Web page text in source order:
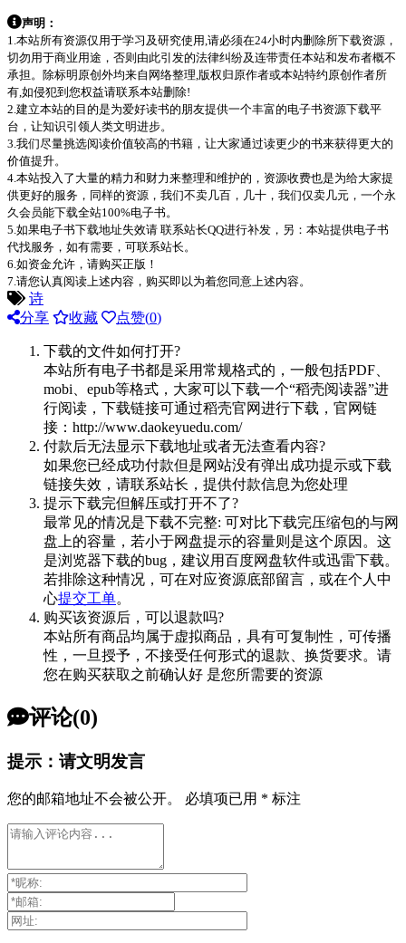
声明：
1.本站所有资源仅用于学习及研究使用,请必须在24小时内删除所下载资源，
切勿用于商业用途，否则由此引发的法律纠纷及连带责任本站和发布者概不
承担。除标明原创外均来自网络整理,版权归原作者或本站特约原创作者所
有,如侵犯到您权益请联系本站删除!
2.建立本站的目的是为爱好读书的朋友提供一个丰富的电子书资源下载平
台，让知识引领人类文明进步。
3.我们尽量挑选阅读价值较高的书籍，让大家通过读更少的书来获得更大的
价值提升。
4.本站投入了大量的精力和财力来整理和维护的，资源收费也是为给大家提
供更好的服务，同样的资源，我们不卖几百，几十，我们仅卖几元，一个永
久会员能下载全站100%电子书。
5.如果电子书下载地址失效请 联系站长QQ进行补发，另：本站提供电子书
代找服务，如有需要，可联系站长。
6.如资金允许，请购买正版！
7.请您认真阅读上述内容，购买即以为着您同意上述内容。
诗
分享
收藏 点赞(0)
下载的文件如何打开?
本站所有电子书都是采用常规格式的，一般包括PDF、
mobi、epub等格式，大家可以下载一个“稻壳阅读器”进
行阅读，下载链接可通过稻壳官网进行下载，官网链
接：http://www.daokeyuedu.com/
付款后无法显示下载地址或者无法查看内容?
如果您已经成功付款但是网站没有弹出成功提示或下载
链接失效，请联系站长，提供付款信息为您处理
提示下载完但解压或打开不了?
最常见的情况是下载不完整: 可对比下载完压缩包的与网
盘上的容量，若小于网盘提示的容量则是这个原因。这
是浏览器下载的bug，建议用百度网盘软件或迅雷下载。
若排除这种情况，可在对应资源底部留言，或在个人中
心提交工单。
购买该资源后，可以退款吗?
本站所有商品均属于虚拟商品，具有可复制性，可传播
性，一旦授予，不接受任何形式的退款、换货要求。请
您在购买获取之前确认好 是您所需要的资源
评论(0)
提示：请文明发言
您的邮箱地址不会被公开。 必填项已用 * 标注